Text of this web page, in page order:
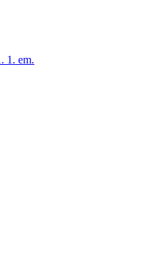
1. em.